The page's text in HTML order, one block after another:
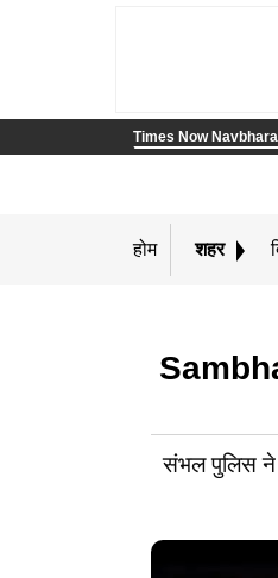
Times Now
होम शहर
संभल पुलिस ने